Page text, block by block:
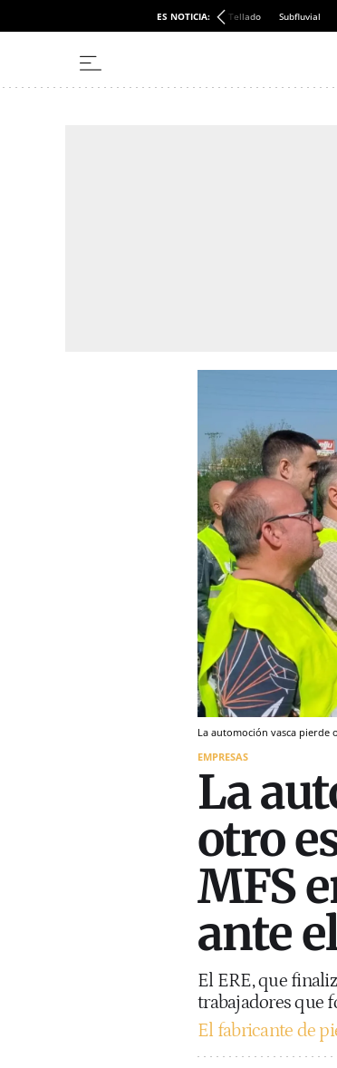
ES NOTICIA: Tellado Subfluvial
La automoción vasca pierde
EMPRESAS
La
otro
MFS
ante
El ERE, que
trabajadores que
El fabricante de